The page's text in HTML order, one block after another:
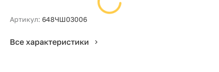
Артикул: 648ЧШ03006
Все характеристики